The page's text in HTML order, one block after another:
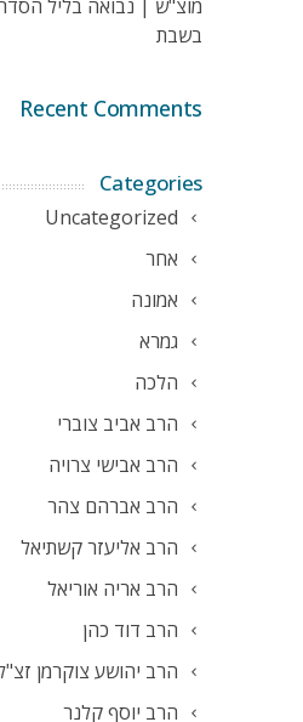
מוצ"ש | נבואה בליל
בשבת
Recent Comments
Categories
Uncategorized
אחר
אמונה
גמרא
הלכה
הרב אביב צוברי
הרב אבישי צרויה
הרב אברהם צהר
הרב אליעזר קשתיאל
הרב אריה אוריאל
הרב דוד כהן
הרב יהושע צוקרמן
הרב יוסף קלנר